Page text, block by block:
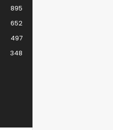
895
652
497
348